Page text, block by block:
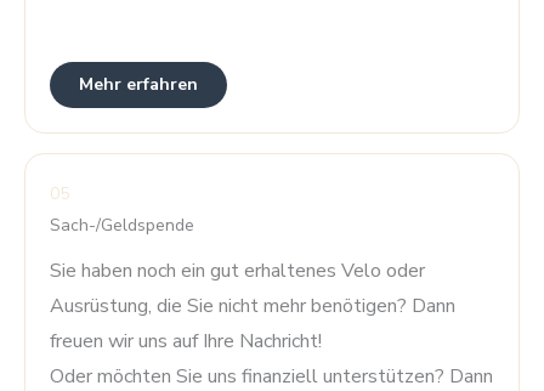
Mehr erfahren
05
Sach-/Geldspende
Sie haben noch ein gut erhaltenes Velo oder
Ausrüstung, die Sie nicht mehr benötigen? Dann
freuen wir uns auf Ihre Nachricht!
Oder möchten Sie uns finanziell unterstützen? Dann